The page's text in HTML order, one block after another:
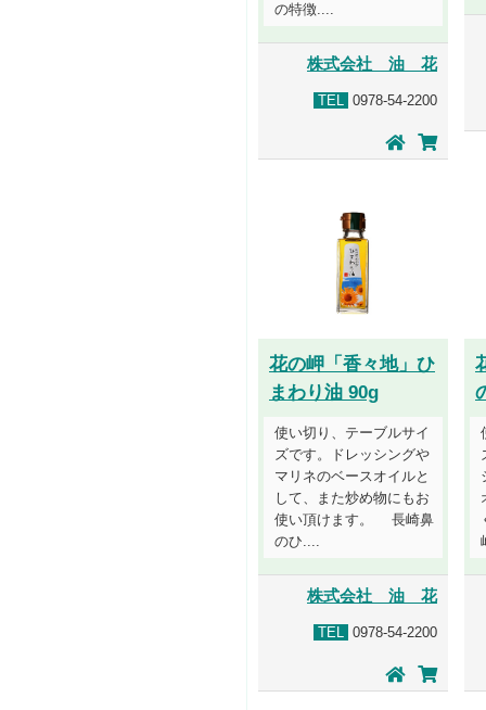
の特徴....
株式会社 油 花
TEL 0978-54-2200
花の岬「香々地」ひ
まわり油 90g
使い切り、テーブルサイ
ズです。ドレッシングや
マリネのベースオイルと
して、また炒め物にもお
使い頂けます。 長崎鼻
のひ....
株式会社 油 花
TEL 0978-54-2200